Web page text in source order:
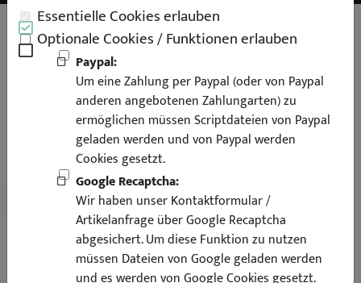
Hecklippe Spoiler Heckspoiler
Kofferraum Lippe für Mercedes
Benz CLS schwarz glänzend
20% Rabatt
Essentielle Cookies erlauben
Optionale Cookies / Funktionen erlauben
Paypal:
Um eine Zahlung per Paypal (oder von Paypal
anderen angebotenen Zahlungarten) zu
ermöglichen müssen Scriptdateien von Paypal
geladen werden und von Paypal werden
Cookies gesetzt.
Google Recaptcha:
Wir haben unser Kontaktformular /
Artikelanfrage über Google Recaptcha
abgesichert. Um diese Funktion zu nutzen
müssen Dateien von Google geladen werden
und es werden von Google Cookies gesetzt.